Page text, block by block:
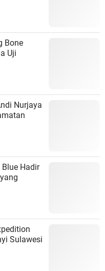
Bone
Uji
Nurjaya
Hadir
Sulawesi